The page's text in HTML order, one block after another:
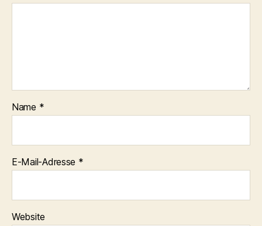
Name *
E-Mail-Adresse *
Website